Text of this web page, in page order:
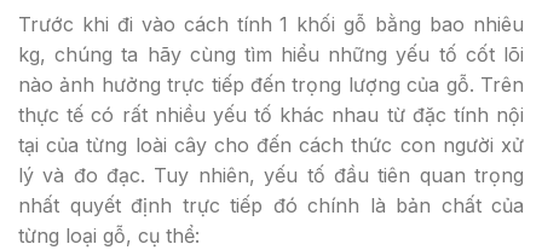
Trước khi đi vào cách tính 1 khối gỗ bằng bao nhiêu
kg, chúng ta hãy cùng tìm hiểu những yếu tố cốt lõi
nào ảnh hưởng trực tiếp đến trọng lượng của gỗ. Trên
thực tế có rất nhiều yếu tố khác nhau từ đặc tính nội
tại của từng loài cây cho đến cách thức con người xử
lý và đo đạc. Tuy nhiên, yếu tố đầu tiên quan trọng
nhất quyết định trực tiếp đó chính là bản chất của
từng loại gỗ, cụ thể: